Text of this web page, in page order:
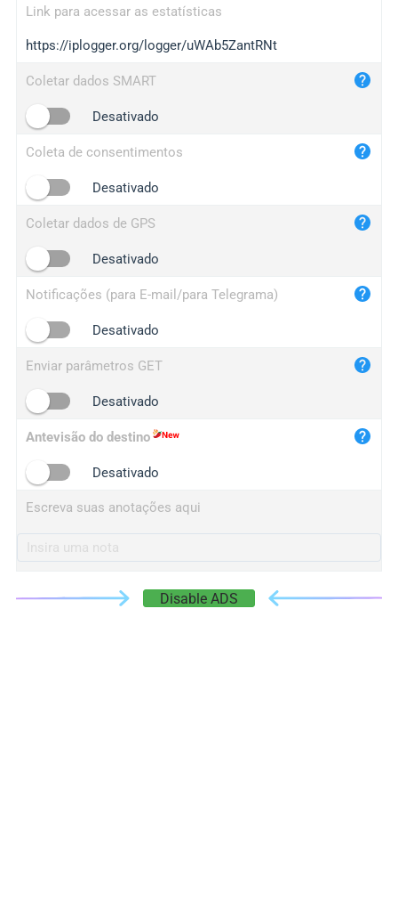
iplogger.com
maper.info
2no.co
yip.su
iplogger.info
Link para acessar as estatísticas
https://iplogger.org/logger/uWAb5ZantRNt
Coletar dados SMART
Desativado
Coleta de consentimentos
Desativado
Coletar dados de GPS
Desativado
Notificações (para E-mail/para Telegrama)
Desativado
Enviar parâmetros GET
Desativado
Antevisão do destino
Desativado
Escreva suas anotações aqui
Disable ADS